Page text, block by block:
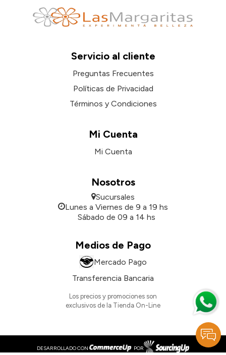
Servicio al cliente
Preguntas Frecuentes
Políticas de Privacidad
Términos y Condiciones
Mi Cuenta
Mi Cuenta
Nosotros
Sucursales
Lunes a Viernes de 9 a 19 hs
Sábado de 09 a 14 hs
Medios de Pago
Mercado Pago
Transferencia Bancaria
Los precios y promociones son
exclusivos de la Tienda On-Line
DESARROLLADO CON POR